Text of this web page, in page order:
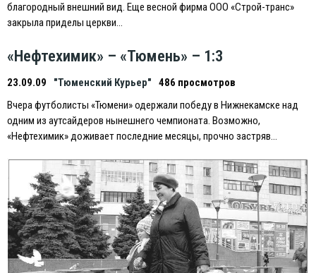
благородный внешний вид. Еще весной фирма ООО «Строй-транс»
закрыла приделы церкви…
«Нефтехимик» – «Тюмень» – 1:3
23.09.09 "Тюменский Курьер"
486 просмотров
Вчера футболисты «Тюмени» одержали победу в Нижнекамске над
одним из аутсайдеров нынешнего чемпионата. Возможно,
«Нефтехимик» доживает последние месяцы, прочно застряв…